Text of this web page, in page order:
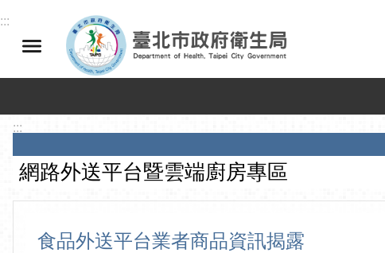
跳到主要內容區塊
:::
:::
網路外送平台暨雲端廚房專區
食品外送平台業者商品資訊揭露